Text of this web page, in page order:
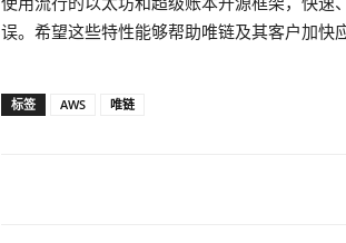
误。希望这些特性能够帮助唯链及其客户加快
标签 AWS 唯链